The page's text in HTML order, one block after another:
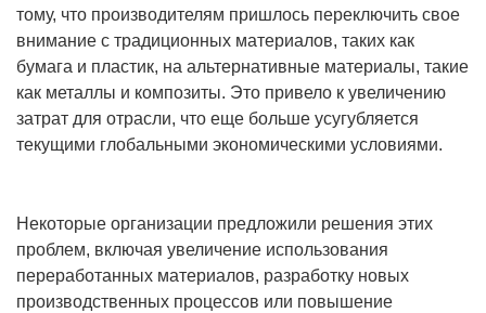
тому, что производителям пришлось переключить свое
внимание с традиционных материалов, таких как
бумага и пластик, на альтернативные материалы, такие
как металлы и композиты. Это привело к увеличению
затрат для отрасли, что еще больше усугубляется
текущими глобальными экономическими условиями.
Некоторые организации предложили решения этих
проблем, включая увеличение использования
переработанных материалов, разработку новых
производственных процессов или повышение